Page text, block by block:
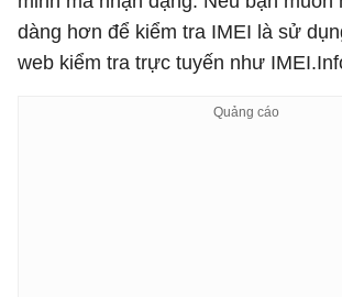
dàng hơn để kiểm tra IMEI là sử
web kiểm tra trực tuyến như